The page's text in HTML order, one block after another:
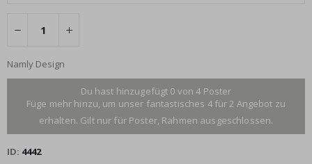
Namly Design
Du hast hinzugefügt 0 von 4 Poster
Füge mehr hinzu, um unser fantastisches 4 für 2 Angebot zu
erhalten. Gilt nur für Poster, Rahmen ausgeschlossen.
ID 4442